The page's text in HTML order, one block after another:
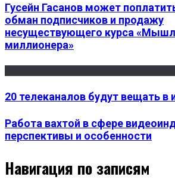
Гусейн Гасанов может
обман подписчиков и продажу
несуществующего курса
миллионера»
20 телеканалов будут вещать в
Работа вахтой в сфере
перспективы и особенности
Навигация по записям